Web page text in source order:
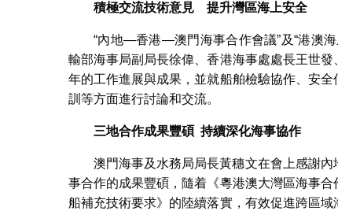
積極交流技術意見 提升灣區海上安全
“內地—香港—澳門海事合作會議”及“港澳
輸部海事局副局長徐偉、香港海事處處長王世
年的工作進展與成果，並就船舶檢驗協作、安
訓等方面進行討論和交流。
三地合作成果豐碩 持續深化海事協作
澳門海事及水務局局長黃穗文在會上感謝
事合作的成果豐碩，隨着《粵港澳大灣區海事
船補充技術要求》的陸續落實，有效促進跨區